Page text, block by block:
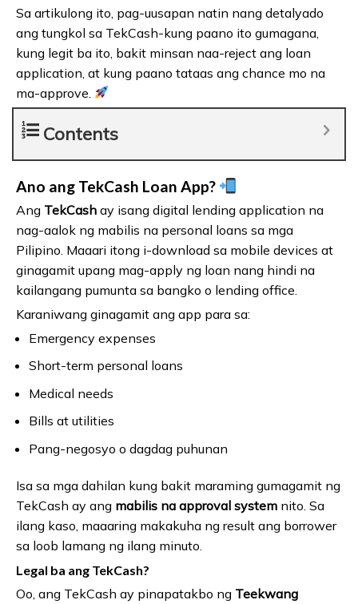
Sa artikulong ito, pag-uusapan natin nang detalyado
ang tungkol sa TekCash-kung paano ito gumagana,
kung legit ba ito, bakit minsan naa-reject ang loan
application, at kung paano tataas ang chance mo na
ma-approve.
Contents
Ano ang TekCash Loan App?
Ang TekCash ay isang digital lending application na
nag-aalok ng mabilis na personal loans sa mga
Pilipino. Maaari itong i-download sa mobile devices at
ginagamit upang mag-apply ng loan nang hindi na
kailangang pumunta sa bangko o lending office.
Karaniwang ginagamit ang app para sa:
Emergency expenses
Short-term personal loans
Medical needs
Bills at utilities
Pang-negosyo o dagdag puhunan
Isa sa mga dahilan kung bakit maraming gumagamit ng
TekCash ay ang mabilis na approval system nito. Sa
ilang kaso, maaaring makakuha ng result ang borrower
sa loob lamang ng ilang minuto.
Legal ba ang TekCash?
Oo, ang TekCash ay pinapatakbo ng Teekwang